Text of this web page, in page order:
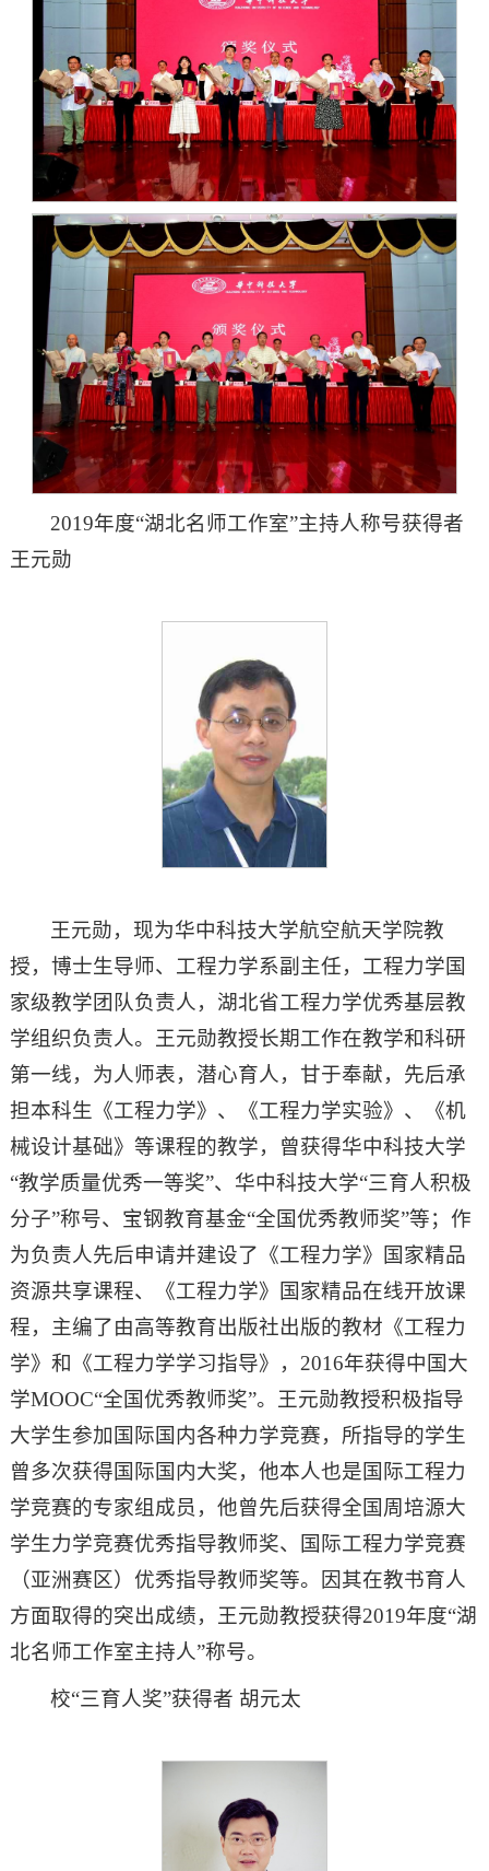
2019年度“湖北名师工作室”主持人称号获得者
王元勋
王元勋，现为华中科技大学航空航天学院教
授，博士生导师、工程力学系副主任，工程力学国
家级教学团队负责人，湖北省工程力学优秀基层教
学组织负责人。王元勋教授长期工作在教学和科研
第一线，为人师表，潜心育人，甘于奉献，先后承
担本科生《工程力学》、《工程力学实验》、《机
械设计基础》等课程的教学，曾获得华中科技大学
“教学质量优秀一等奖”、华中科技大学“三育人积极
分子”称号、宝钢教育基金“全国优秀教师奖”等；作
为负责人先后申请并建设了《工程力学》国家精品
资源共享课程、《工程力学》国家精品在线开放课
程，主编了由高等教育出版社出版的教材《工程力
学》和《工程力学学习指导》，2016年获得中国大
学MOOC“全国优秀教师奖”。王元勋教授积极指导
大学生参加国际国内各种力学竞赛，所指导的学生
曾多次获得国际国内大奖，他本人也是国际工程力
学竞赛的专家组成员，他曾先后获得全国周培源大
学生力学竞赛优秀指导教师奖、国际工程力学竞赛
（亚洲赛区）优秀指导教师奖等。因其在教书育人
方面取得的突出成绩，王元勋教授获得2019年度“湖
北名师工作室主持人”称号。
校“三育人奖”获得者 胡元太